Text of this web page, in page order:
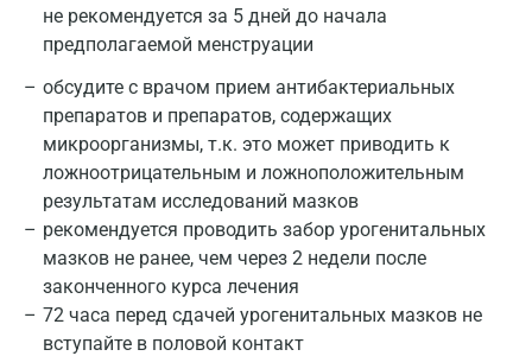
не рекомендуется за 5 дней до начала
предполагаемой менструации
обсудите с врачом прием антибактериальных
препаратов и препаратов, содержащих
микроорганизмы, т.к. это может приводить к
ложноотрицательным и ложноположительным
результатам исследований мазков
рекомендуется проводить забор урогенитальных
мазков не ранее, чем через 2 недели после
законченного курса лечения
72 часа перед сдачей урогенитальных мазков не
вступайте в половой контакт